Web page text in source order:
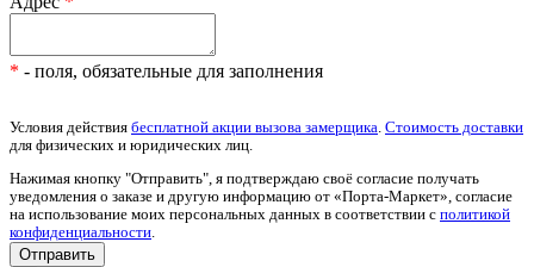
* - поля, обязательные для заполнения
Условия действия бесплатной акции вызова замерщика Стоимость доставки
для физических и юридических лиц.
Нажимая кнопку "Отправить", я подтверждаю своё согласие получать
уведомления о заказе и другую информацию от «Порта-Маркет», согласие
на использование моих персональных данных в соответствии с политикой
конфиденциальности